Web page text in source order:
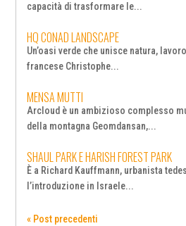
capacità di trasformare le...
HQ CONAD LANDSCAPE
Un’oasi verde che unisce natura,
francese Christophe...
MENSA MUTTI
Arcloud è un ambizioso complesso
della montagna Geomdansan,...
SHAUL PARK E HARISH FOREST PARK
È a Richard Kauffmann, urbanista
l’introduzione in Israele...
« Post precedenti